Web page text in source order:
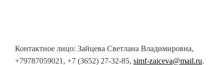
Контактное лицо: Зайцева Светлана Владимировна,
+79787059021, +7 (3652) 27-32-85, simf-zaiceva@mail.ru.